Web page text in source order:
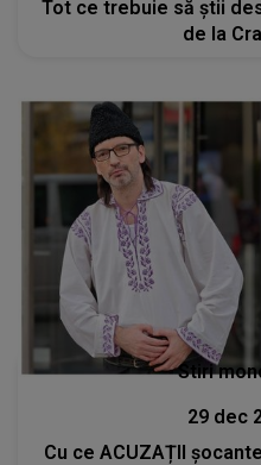
Tot ce trebuie să știi
de la
Stiri
29 dec
Cu ce ACUZAȚII